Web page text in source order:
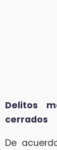
Delitos
cerrados
De